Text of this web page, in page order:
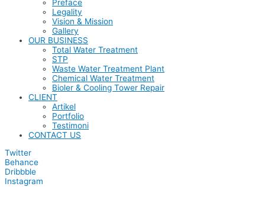
Preface
Legality
Vision & Mission
Gallery
OUR BUSINESS
Total Water Treatment
STP
Waste Water Treatment Plant
Chemical Water Treatment
Bioler & Cooling Tower Repair
CLIENT
Artikel
Portfolio
Testimoni
CONTACT US
Twitter
Behance
Dribbble
Instagram